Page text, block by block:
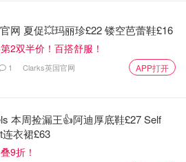
网 夏促💥玛丽珍£22 镂空芭蕾鞋£16
2双半价！百搭舒服！
1 Clarks英国官网 APP打开
本周捡漏王👍阿迪厚底鞋£27 Self
连衣裙£63
9折！